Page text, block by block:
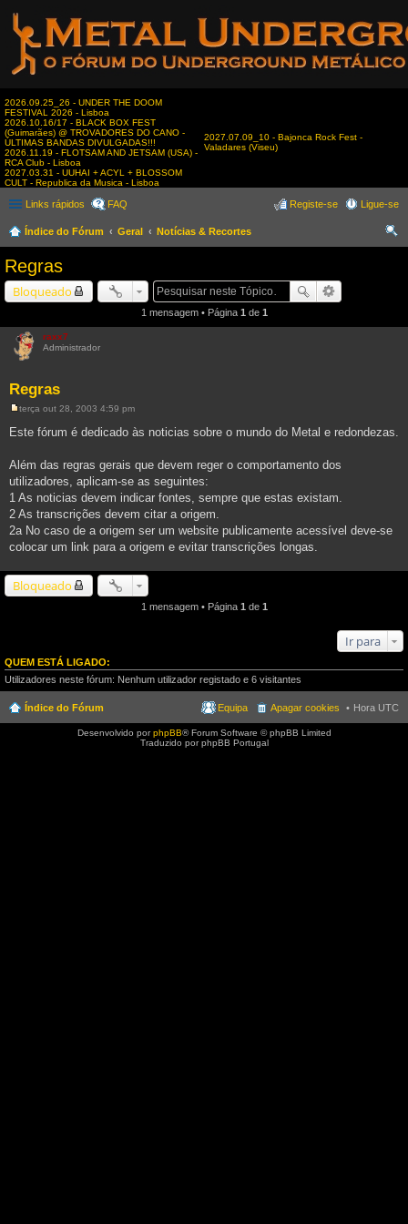
2026.09.25_26 - UNDER THE DOOM
FESTIVAL 2026 - Lisboa
2026.10.16/17 - BLACK BOX FEST
(Guimarães) @ TROVADORES DO CANO -
ÚLTIMAS BANDAS DIVULGADAS!!!
2026.11.19 - FLOTSAM AND JETSAM (USA) -
RCA Club - Lisboa
2027.03.31 - UUHAI + ACYL + BLOSSOM
CULT - Republica da Musica - Lisboa
2027.07.09_10 - Bajonca Rock Fest -
Valadares (Viseu)
Links rápidos FAQ Ligue-se
Registe-se
Índice do Fórum Geral
Notícias & Recortes
Regras
Bloqueado
1 mensagem • Página 1 de 1
raxx7
Administrador
Regras
n
a
g
e
m
terça out 28, 2003 4:59 pm
Este fórum é dedicado às noticias sobre o mundo do Metal e redondezas.
Além das regras gerais que devem reger o comportamento dos
utilizadores, aplicam-se as seguintes:
1 As noticias devem indicar fontes, sempre que estas existam.
2 As transcrições devem citar a origem.
2a No caso de a origem ser um website publicamente acessível deve-se
colocar um link para a origem e evitar transcrições longas.
Bloqueado
1 mensagem • Página 1 de 1
Ir para
QUEM ESTÁ LIGADO:
Utilizadores neste fórum: Nenhum utilizador registado e 6 visitantes
Índice do Fórum Hora UTC
Apagar cookies
Equipa
Desenvolvido porphpBB® Forum Software © phpBB Limited
Traduzido por phpBB Portugal